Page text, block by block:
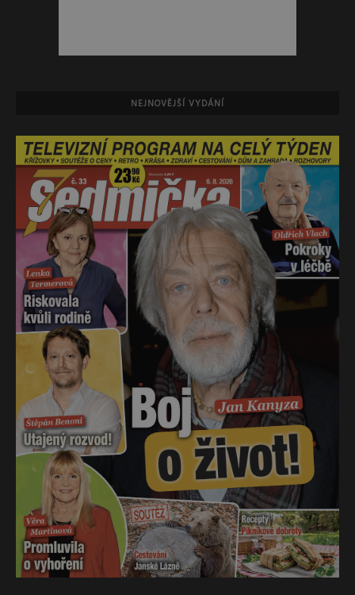
NEJNOVĚJŠÍ VYDÁNÍ